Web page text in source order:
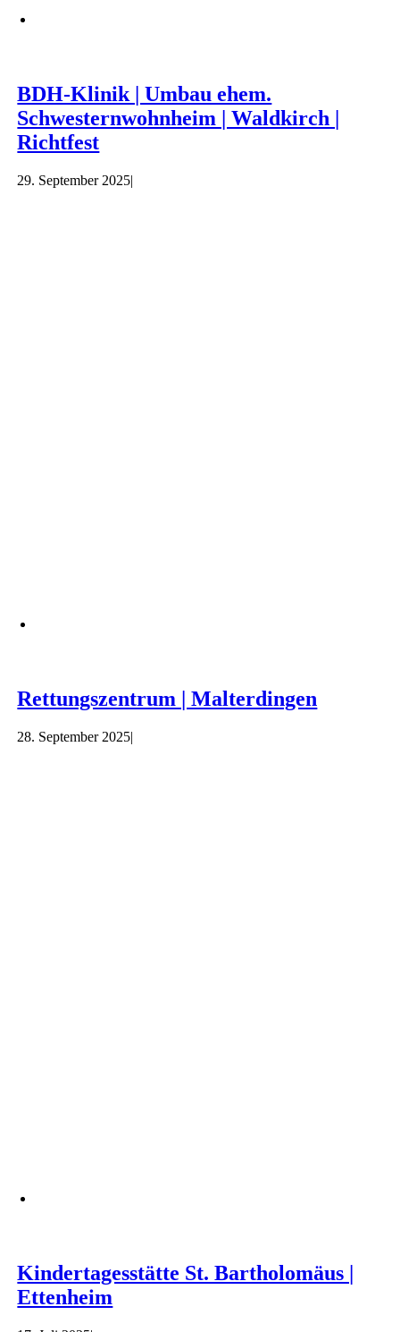
BDH-Klinik | Umbau ehem.
Schwesternwohnheim | Waldkirch |
Richtfest
29. September 2025|
Rettungszentrum | Malterdingen
28. September 2025|
Kindertagesstätte St. Bartholomäus |
Ettenheim